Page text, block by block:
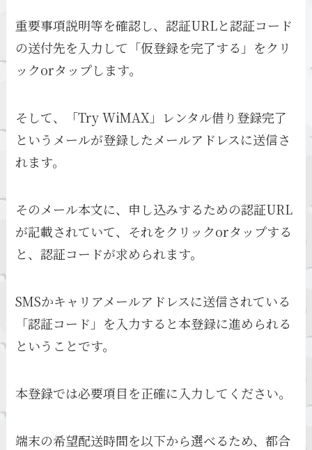
重要事項説明等を確認し、認証URLと認証コード
の送付先を入力して「仮登録を完了する」をクリ
ックorタップします。
そして、「Try WiMAX」レンタル借り登録完了
というメールが登録したメールアドレスに送信さ
れます。
そのメール本文に、申し込みするための認証URL
が記載されていて、それをクリックorタップする
と、認証コードが求められます。
SMSかキャリアメールアドレスに送信されている
「認証コード」を入力すると本登録に進められる
ということです。
本登録では必要項目を正確に入力してください。
端末の希望配送時間を以下から選べるため、都合